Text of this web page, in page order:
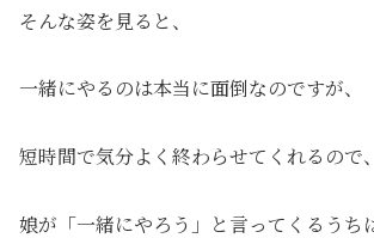
そんな姿を見ると、
一緒にやるのは本当に面倒なのですが、
短時間で気分よく終わらせてくれるので、
娘が「一緒にやろう」と言ってくるうち